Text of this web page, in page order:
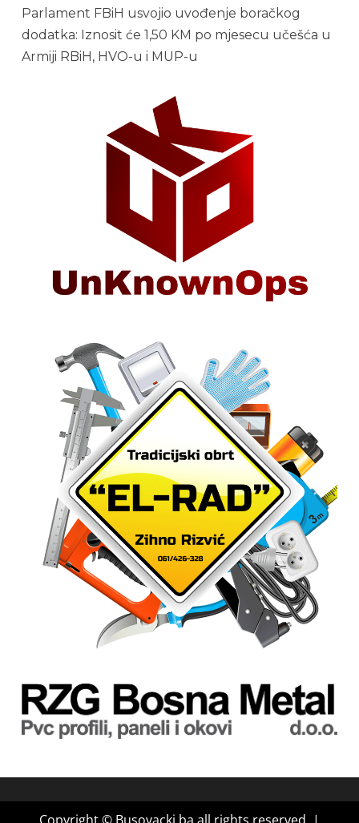
Parlament FBiH usvojio uvođenje boračkog
dodatka: Iznosit će 1,50 KM po mjesecu učešća u
Armiji RBiH, HVO-u i MUP-u